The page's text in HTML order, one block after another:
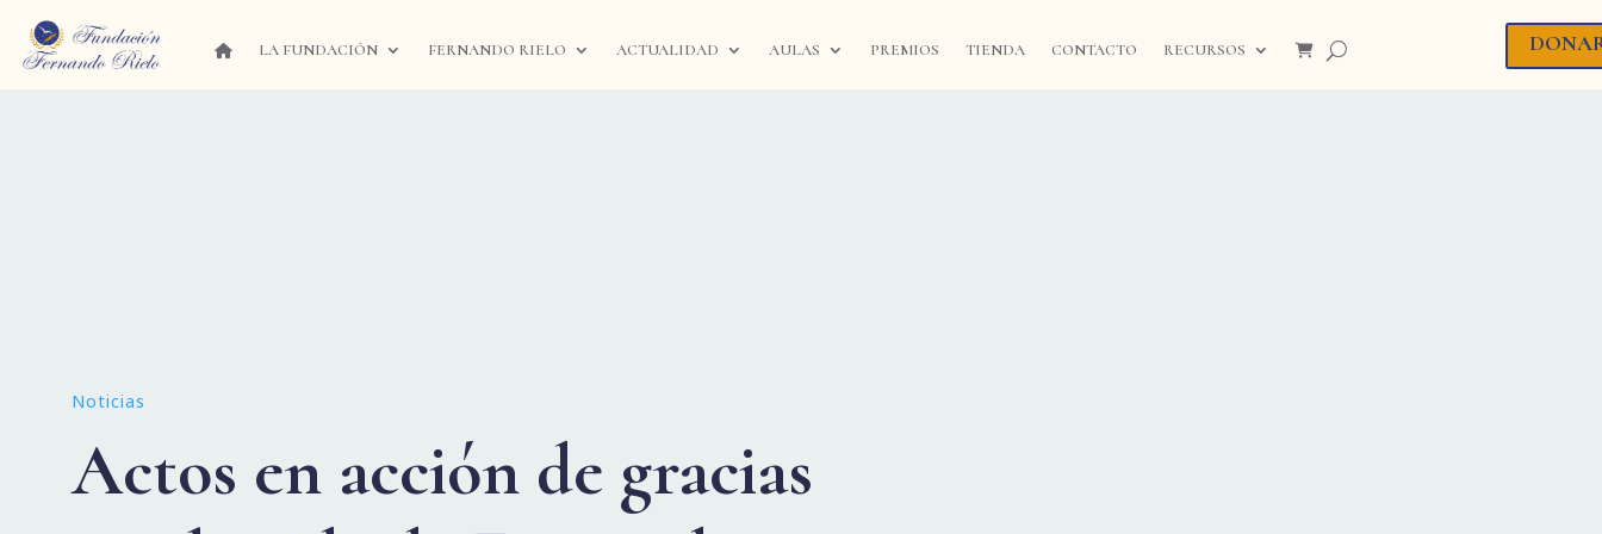
LA FUNDACIÓN FERNANDO RIELO ACTUALIDAD AULAS PREMIOS TIENDA CONTACTO RECURSOS
Noticias
Actos en acción de gracias